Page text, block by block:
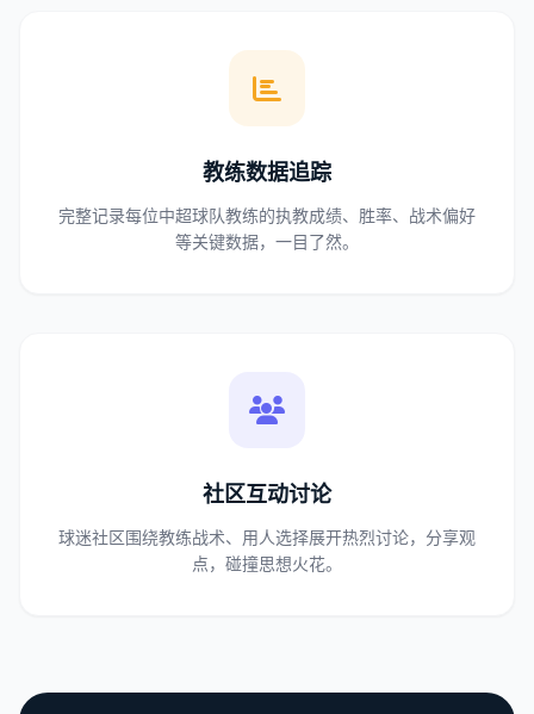
教练数据追踪
完整记录每位中超球队教练的执教成绩、胜率、战术偏好
等关键数据，一目了然。
社区互动讨论
球迷社区围绕教练战术、用人选择展开热烈讨论，分享观
点，碰撞思想火花。